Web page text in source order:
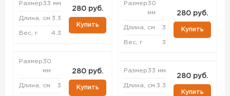
Размер33 мм
Длина, см 3.3
Вес, г 4.3
280 руб.
Купить
Размер30
мм
Длина, см 3
280 руб.
Купить
Размер30
мм
Длина, см 3
Вес, г 3
280 руб.
Купить
Размер33 мм
Длина, см 3.3
280 руб.
Купить